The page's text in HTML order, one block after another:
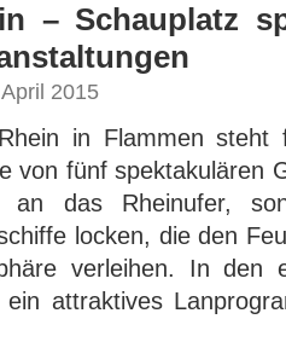
– Schauplatz
2015
in Flammen steht
von fünf spektakulären
an das Rheinufer,
locken, die den
verleihen. In den
attraktives